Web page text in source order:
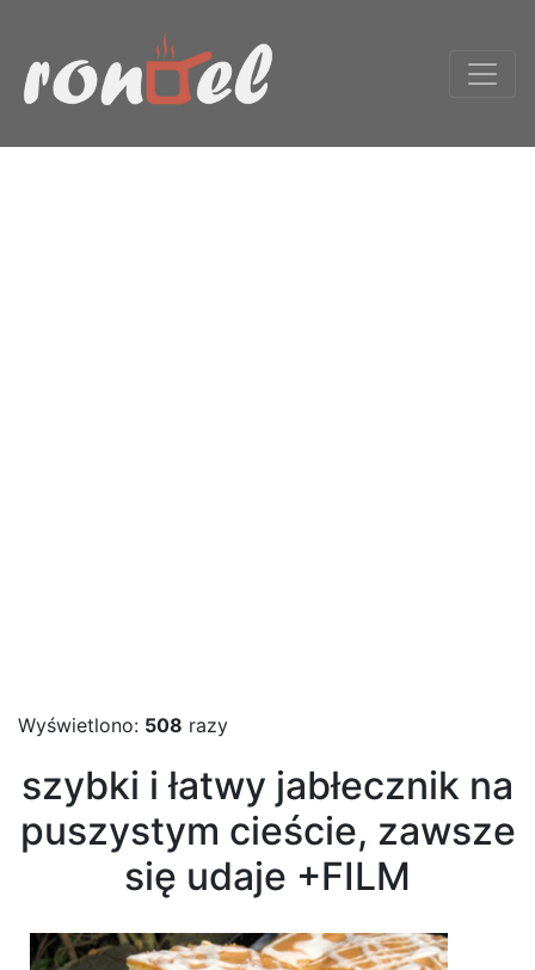
Wyświetlono: 508 razy
szybki i łatwy jabłecznik na
puszystym cieście, zawsze
się udaje +FILM